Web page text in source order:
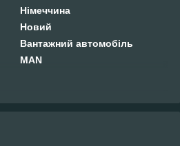
Німеччина
Новий
Вантажний автомобіль
MAN